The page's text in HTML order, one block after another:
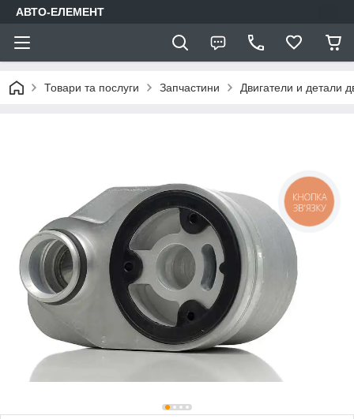
АВТО-ЕЛЕМЕНТ
Товари та послуги Запчастини Двигатели и детали
КНОПКА
ЗВ'ЯЗКУ